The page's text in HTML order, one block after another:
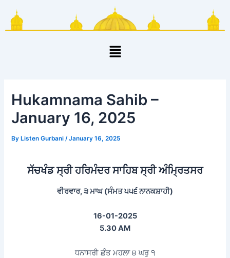
content
Menu
Hukamnama Sahib –
January 16, 2025
By Listen Gurbani/January 16, 2025
ਸੱਚਖੰਡ ਸ੍ਰੀ ਹਰਿਮੰਦਰ ਸਾਹਿਬ ਸ੍ਰੀ ਅੰਮ੍ਰਿਤਸਰ
ਵੀਰਵਾਰ, ੩ ਮਾਘ (ਸੰਮਤ ੫੫੬ ਨਾਨਕਸ਼ਾਹੀ)
16-01-2025
5.30 AM
ਧਨਾਸਰੀ ਛੰਤ ਮਹਲਾ ੪ ਘਰੁ ੧
navigation